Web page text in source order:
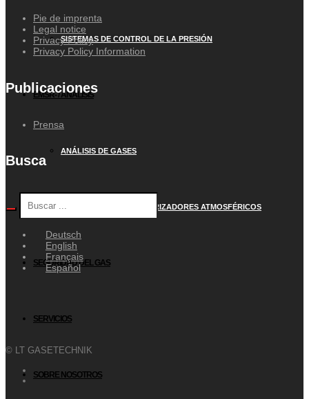
SISTEMAS DE CONTROL DE LA PRESIÓN
EMSR- / ANÁLISIS
ANÁLISIS DE GASES
CONMUTACIÓN DE VAPORIZADORES ATMOSFÉRICOS
SEGURIDAD DEL GAS
SERVICIOS
SOBRE NOSOTROS
Pie de imprenta
Legal notice
Privacy Policy
Privacy Policy Information
Publicaciones
Prensa
Busca
Deutsch
English
Français
Español
© LT GASETECHNIK